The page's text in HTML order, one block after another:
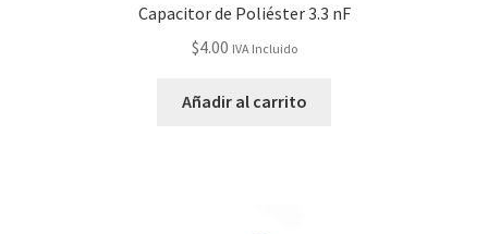
Capacitor de Poliéster 3.3 nF
$4.00 IVA Incluido
Añadir al carrito